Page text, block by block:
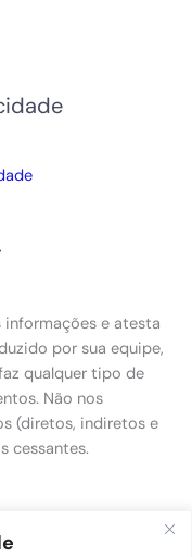
informações e atesta
por sua equipe,
qualquer tipo de
Não nos
(diretos, indiretos e
cessantes.